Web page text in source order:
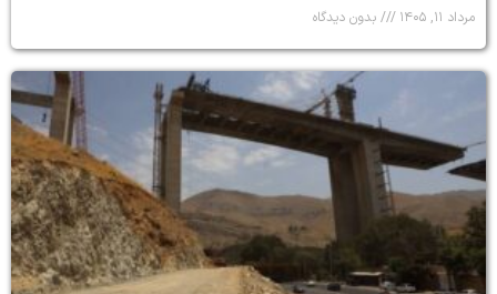
مرداد ۱۱, ۱۴۰۵ بدون دیدگاه